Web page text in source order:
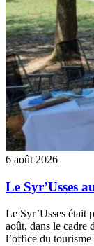
6 août 2026
Le Syr’Usses
Le Syr’Usses était
août, dans le cadre
l’office du